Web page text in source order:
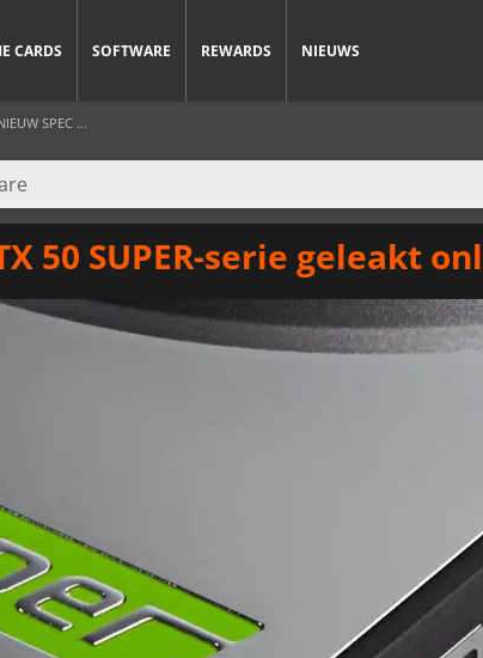
CARDS SOFTWARE REWARDS NIEUWS
SPEC ...
50 SUPER-serie geleakt